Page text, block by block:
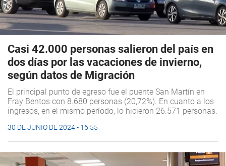
Casi 42.000 personas salieron del país en
dos días por las vacaciones de invierno,
según datos de Migración
El principal punto de egreso fue el puente San Martín en
Fray Bentos con 8.680 personas (20,72%). En cuanto a los
ingresos, en el mismo período, lo hicieron 26.571 personas.
30 DE JUNIO DE 2024 - 16:55